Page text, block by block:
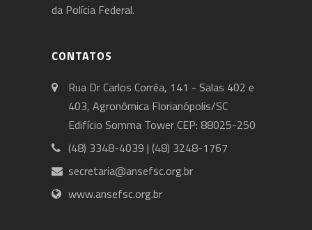
da Polícia Federal.
CONTATOS
Rua Dr Carlos Corrêa, 141 - Salas 402 e
403, Agronômica Florianópolis/SC
Edifício Somma Tower CEP: 88025-250
(48) 3348-4039 | (48) 3248-1767
secretaria@ansefsc.org.br
www.ansefsc.org.br